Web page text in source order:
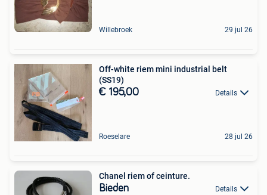
Willebroek 29 jul 26
Off-white riem mini industrial belt
(SS19)
€ 195,00 Details
Roeselare 28 jul 26
Chanel riem of ceinture.
Bieden Details